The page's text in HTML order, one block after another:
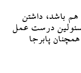
باشد، داشتن
درست عمل
پابرجا